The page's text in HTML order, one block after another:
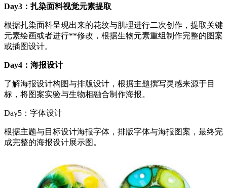
Day3：扎染面料视觉元素提取
根据扎染面料呈现出来的花纹与肌理进行二次创作，提取关键
元素绘画或者进行**修改，根据生物元素重组制作完整的图案
或插图设计。
Day4：海报设计
了解海报设计构图与排版设计，根据主题撰写灵感来源于目
标，将图案实验与生物相融合制作海报。
Day5：字体设计
根据主题与目标设计海报字体，排版字体与海报图案，最终完
成完整的海报设计展示图。